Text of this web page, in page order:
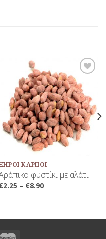
Προσθήκη
στη Λίστα
Αγαπημένων
ΚΑΡΠΟΊ
φυστίκι με αλάτι
2.25 – €8.90